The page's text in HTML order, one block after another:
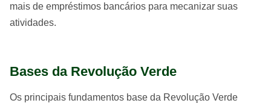
mais de empréstimos bancários para mecanizar suas
atividades.
Bases da Revolução Verde
Os principais fundamentos base da Revolução Verde